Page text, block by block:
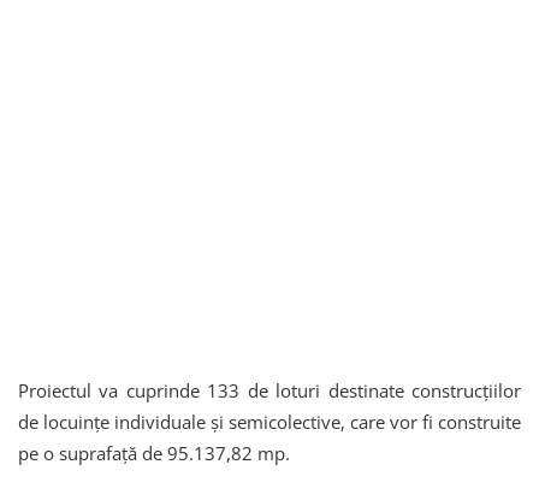
Proiectul va cuprinde 133 de loturi destinate construcțiilor
de locuințe individuale și semicolective, care vor fi construite
pe o suprafață de 95.137,82 mp.